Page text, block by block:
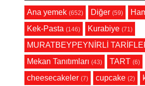
Ana yemek (652) Diğer (59)
Kek-Pasta (146) Kurabiye (71)
MURATBEYPEYNİRLİ
Mekan Tanıtımları (43) TART (6)
cheesecakeler (7) cupcake (2)